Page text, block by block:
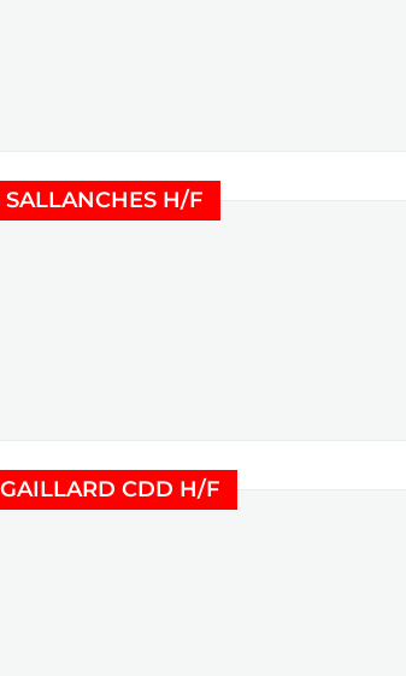
SALLANCHES H/F(Nouvelle fenêtre)
CDD H/F(Nouvelle fenêtre)